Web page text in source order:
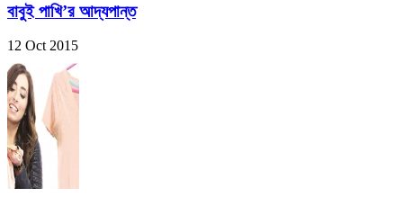
বাবুই পাখি’র আদ্যপান্ত
12 Oct 2015